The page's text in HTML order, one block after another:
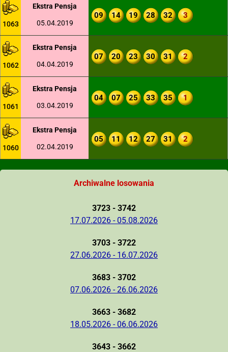
1063
Ekstra Pensja
05.04.2019
09 14 19 28 32 3
1062
Ekstra Pensja
04.04.2019
07 20 23 30 31 2
1061
Ekstra Pensja
03.04.2019
04 07 25 33 35 1
1060
Ekstra Pensja
02.04.2019
05 11 12 27 31 2
Archiwalne losowania
3723 - 3742
17.07.2026 - 05.08.2026
3703 - 3722
27.06.2026 - 16.07.2026
3683 - 3702
07.06.2026 - 26.06.2026
3663 - 3682
18.05.2026 - 06.06.2026
3643 - 3662